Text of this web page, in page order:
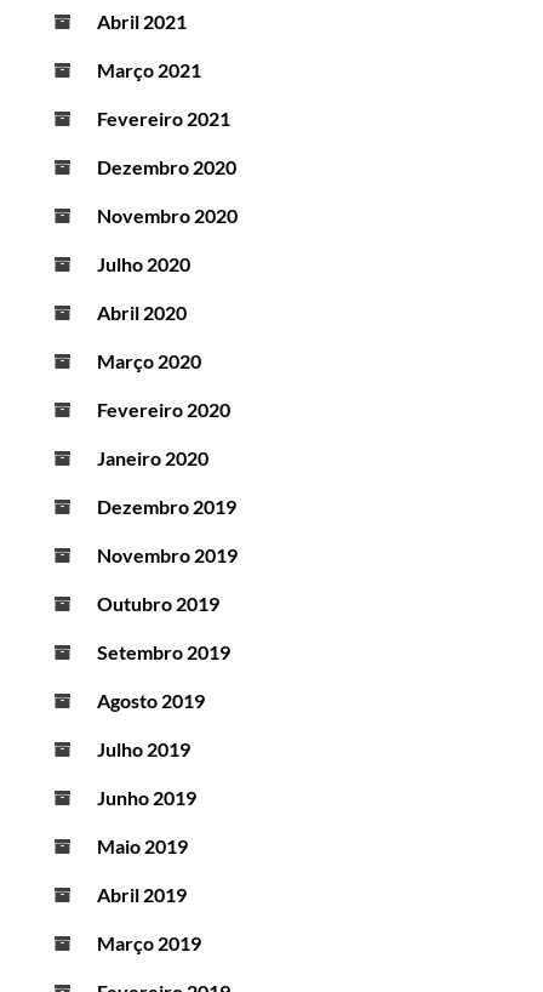
Abril 2021
Março 2021
Fevereiro 2021
Dezembro 2020
Novembro 2020
Julho 2020
Abril 2020
Março 2020
Fevereiro 2020
Janeiro 2020
Dezembro 2019
Novembro 2019
Outubro 2019
Setembro 2019
Agosto 2019
Julho 2019
Junho 2019
Maio 2019
Abril 2019
Março 2019